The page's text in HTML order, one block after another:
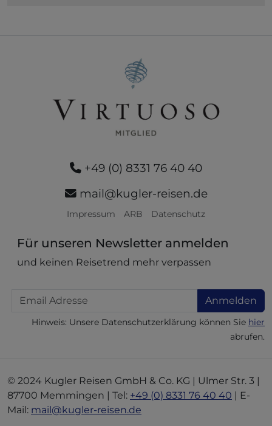
+49 (0) 8331 76 40 40
mail@kugler-reisen.de
Impressum ARB Datenschutz
Für unseren Newsletter anmelden
und keinen Reisetrend mehr verpassen
Email Anmelden
Hinweis: Unsere Datenschutzerklärung können Sie hier
abrufen.
© 2024 Kugler Reisen GmbH & Co. KG | Ulmer Str. 3 |
87700 Memmingen | Tel: +49 (0) 8331 76 40 40 | E-
Mail: mail@kugler-reisen.de